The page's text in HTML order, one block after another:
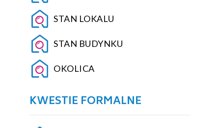
STAN LOKALU
STAN BUDYNKU
OKOLICA
KWESTIE FORMALNE